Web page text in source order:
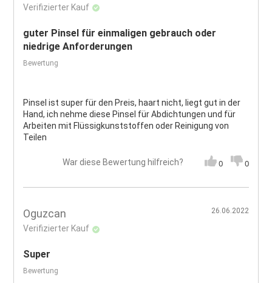
Verifizierter Kauf
guter Pinsel für einmaligen gebrauch oder
niedrige Anforderungen
Bewertung
Pinsel ist super für den Preis, haart nicht, liegt gut in der
Hand, ich nehme diese Pinsel für Abdichtungen und für
Arbeiten mit Flüssigkunststoffen oder Reinigung von
Teilen
War diese Bewertung hilfreich? 0 0
Oguzcan
Verifizierter Kauf
26.06.2022
Super
Bewertung